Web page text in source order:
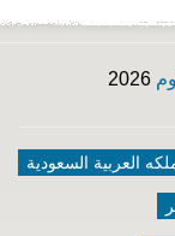
العربية السعودية